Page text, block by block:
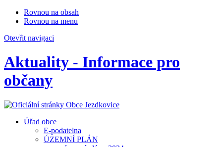
Rovnou na obsah
Rovnou na menu
Otevřit navigaci
Aktuality - Informace pro
občany
Úřad obce
E-podatelna
ÚZEMNÍ PLÁN